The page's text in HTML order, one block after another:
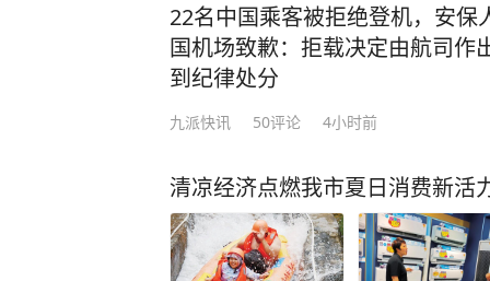
22名中国乘客被拒绝登机，安保
国机场致歉：拒载决定由航司作
到纪律处分
九派快讯 50评论 4小时前
清凉经济点燃我市夏日消费新活